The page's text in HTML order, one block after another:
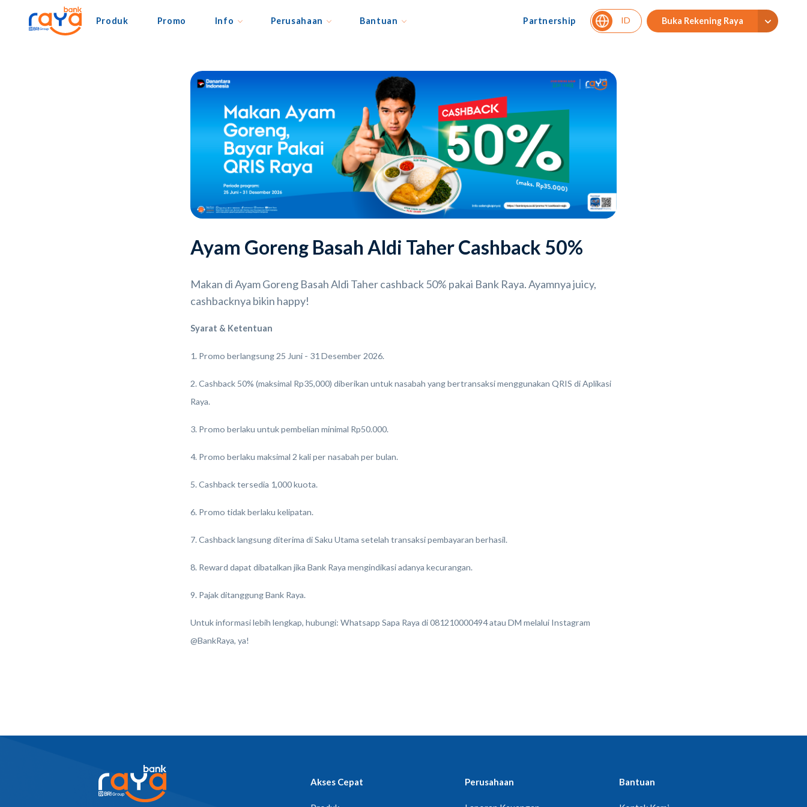
Produk Promo Info Perusahaan Bantuan Partnership ID Buka Rekening Raya
Ayam Goreng Basah Aldi Taher Cashback 50%
Makan di Ayam Goreng Basah Aldi Taher cashback 50% pakai Bank Raya. Ayamnya juicy,
cashbacknya bikin happy!
Syarat & Ketentuan
1. Promo berlangsung 25 Juni - 31 Desember 2026.
2. Cashback 50% (maksimal Rp35,000) diberikan untuk nasabah yang bertransaksi menggunakan QRIS di Aplikasi
Raya.
3. Promo berlaku untuk pembelian minimal Rp50.000.
4. Promo berlaku maksimal 2 kali per nasabah per bulan.
5. Cashback tersedia 1,000 kuota.
6. Promo tidak berlaku kelipatan.
7. Cashback langsung diterima di Saku Utama setelah transaksi pembayaran berhasil.
8. Reward dapat dibatalkan jika Bank Raya mengindikasi adanya kecurangan.
9. Pajak ditanggung Bank Raya.
Untuk informasi lebih lengkap, hubungi: Whatsapp Sapa Raya di 081210000494 atau DM melalui Instagram
@BankRaya, ya!
Akses Cepat Perusahaan Bantuan